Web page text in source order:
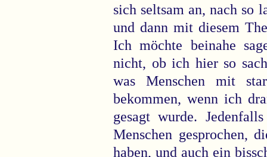
sich seltsam an, nach so
und dann mit diesem
Ich möchte beinahe
nicht, ob ich hier so
was Menschen mit
bekommen, wenn ich
gesagt wurde.
Menschen gesprochen,
haben, und auch ein